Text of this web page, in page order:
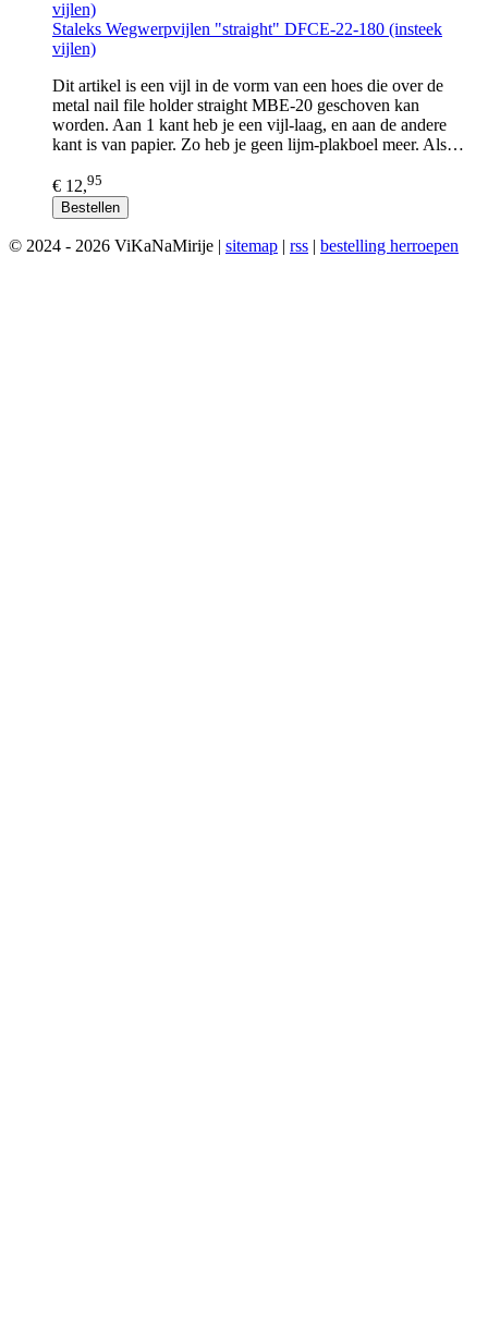
Staleks Wegwerpvijlen "straight" DFCE-22-180 (insteek
vijlen)
Dit artikel is een vijl in de vorm van een hoes die over de
metal nail file holder straight MBE-20 geschoven kan
worden. Aan 1 kant heb je een vijl-laag, en aan de andere
kant is van papier. Zo heb je geen lijm-plakboel meer. Als…
€ 12,95
Bestellen
© 2024 - 2026 ViKaNaMirije | sitemap rss bestelling herroepen